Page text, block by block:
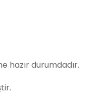
hazır durumdadır.